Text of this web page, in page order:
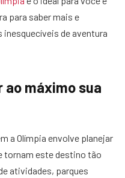
para saber mais e
de aventura
ao máximo sua
a Olímpia envolve planejar
tornam este destino tão
atividades, parques